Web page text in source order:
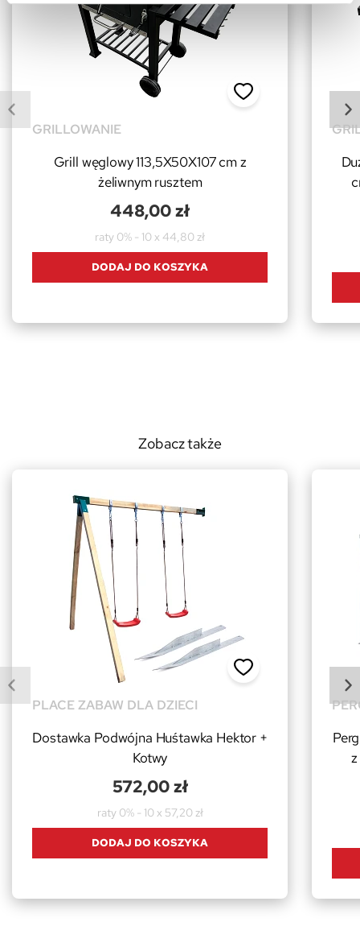
GRILLOWANIE
Grill węglowy 113,5X50X107 cm z
żeliwnym rusztem
448,00 zł
raty 0% - 10 x 44,80 zł
DODAJ DO KOSZYKA
Zobacz także
PLACE ZABAW DLA DZIECI
Dostawka Podwójna Huśtawka Hektor +
Kotwy
572,00 zł
raty 0% - 10 x 57,20 zł
DODAJ DO KOSZYKA